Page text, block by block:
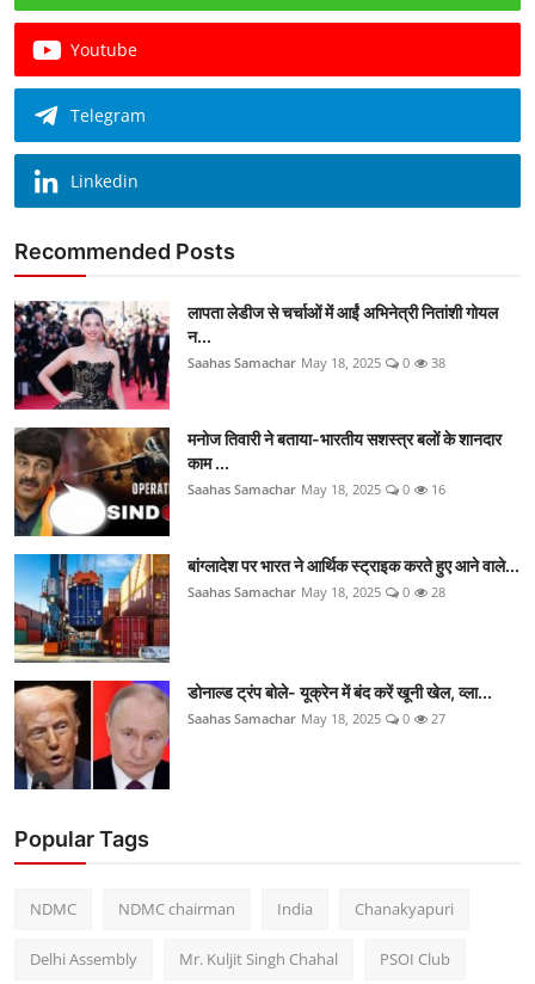
Youtube
Telegram
Linkedin
Recommended Posts
लापता लेडीज से चर्चाओं में आईं अभिनेत्री नितांशी गोयल
न...
Saahas Samachar May 18, 2025 0 38
मनोज तिवारी ने बताया-भारतीय सशस्त्र बलों के शानदार
काम ...
Saahas Samachar May 18, 2025 0 16
बांग्लादेश पर भारत ने आर्थिक स्ट्राइक करते हुए आने वाले...
Saahas Samachar May 18, 2025 0 28
डोनाल्ड ट्रंप बोले- यूक्रेन में बंद करें खूनी खेल, व्ला...
Saahas Samachar May 18, 2025 0 27
Popular Tags
NDMC NDMC chairman India Chanakyapuri
Delhi Assembly Mr. Kuljit Singh Chahal PSOI Club